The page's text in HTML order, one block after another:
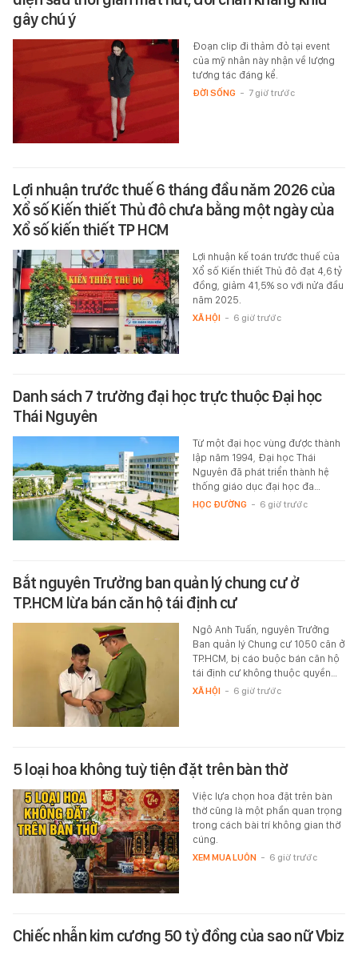
gây chú ý
Đoạn clip đi thảm đỏ tại event
của mỹ nhân này nhận về lượng
tương tác đáng kể.
ĐỜI SỐNG - 7 giờ trước
Lợi nhuận trước thuế 6 tháng đầu năm 2026 của
Xổ số Kiến thiết Thủ đô chưa bằng một ngày của
Xổ số kiến thiết TP HCM
Lợi nhuận kế toán trước thuế của
Xổ số Kiến thiết Thủ đô đạt 4,6 tỷ
đồng, giảm 41,5% so với nửa đầu
năm 2025.
XÃ HỘI - 6 giờ trước
Danh sách 7 trường đại học trực thuộc Đại học
Thái Nguyên
Từ một đại học vùng được thành
lập năm 1994, Đại học Thái
Nguyên đã phát triển thành hệ
thống giáo dục đại học đa…
HỌC ĐƯỜNG - 6 giờ trước
Bắt nguyên Trưởng ban quản lý chung cư ở
TP.HCM lừa bán căn hộ tái định cư
Ngô Anh Tuấn, nguyên Trưởng
Ban quản lý Chung cư 1050 căn ở
TP.HCM, bị cáo buộc bán căn hộ
tái định cư không thuộc quyền…
XÃ HỘI - 6 giờ trước
5 loại hoa không tuỳ tiện đặt trên bàn thờ
Việc lựa chọn hoa đặt trên bàn
thờ cũng là một phần quan trọng
trong cách bài trí không gian thờ
cúng.
XEM MUA LUÔN - 6 giờ trước
Chiếc nhẫn kim cương 50 tỷ đồng của sao nữ Vbiz